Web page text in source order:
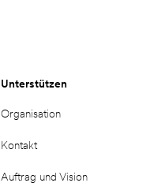
Unterstützen
Organisation
Kontakt
Auftrag und Vision